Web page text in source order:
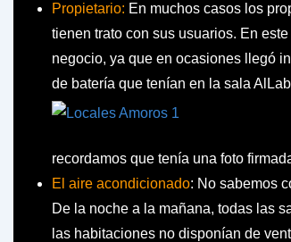
Propietario: En muchos casos los
tienen trato con sus usuarios. En
negocio, ya que en ocasiones llegó
de batería que tenían en la sala
recordamos que tenía una foto
El aire acondicionado: No sabemos
De la noche a la mañana, todas las
las habitaciones no disponían de